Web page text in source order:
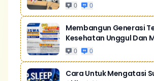
0 0
Membangun Generasi
Kesehatan Unggul Dan
0 0
Cara Untuk Mengatasi